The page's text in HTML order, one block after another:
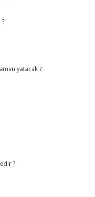
yatacak ?
?